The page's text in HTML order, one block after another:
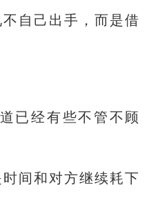
自己出手，而是借
已经有些不管不顾
间和对方继续耗下